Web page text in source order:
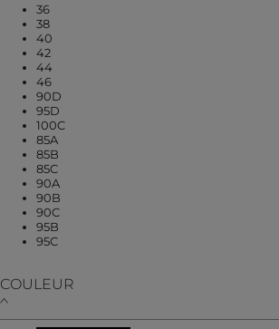
36Affiner par TAILLE : 36
38Affiner par TAILLE : 38
40
42Affiner par TAILLE : 42
44Affiner par TAILLE : 44
46Affiner par TAILLE : 46
90D
95D
100CAffiner par TAILLE : 100C
85AAffiner par TAILLE : 85A
85B
85CAffiner par TAILLE : 85C
90AAffiner par TAILLE : 90A
90B
90CAffiner par TAILLE : 90C
95B
95CAffiner par TAILLE : 95C
COULEUR